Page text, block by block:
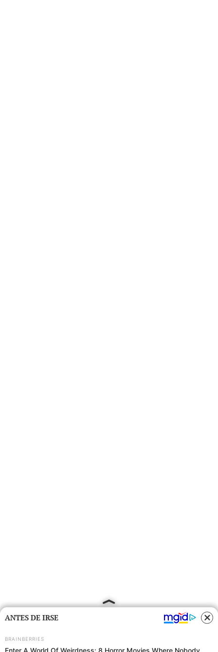
ANTES DE IRSE